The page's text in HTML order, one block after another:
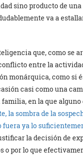
sino producto de
va a
que, como se
entre la
monárquica, como si
casi como una
en la que
la sombra de la
ya lo
la decisión de
o por lo que